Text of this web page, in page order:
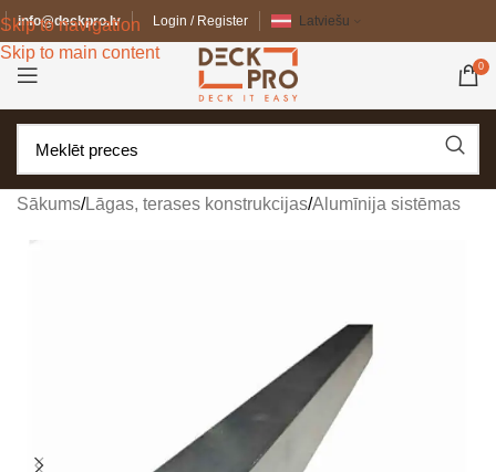
Skip to navigation
Skip to main content
info@deckpro.lv Login / Register Latviešu
0
Sākums/Lāgas, terases konstrukcijas/Alumīnija sistēmas